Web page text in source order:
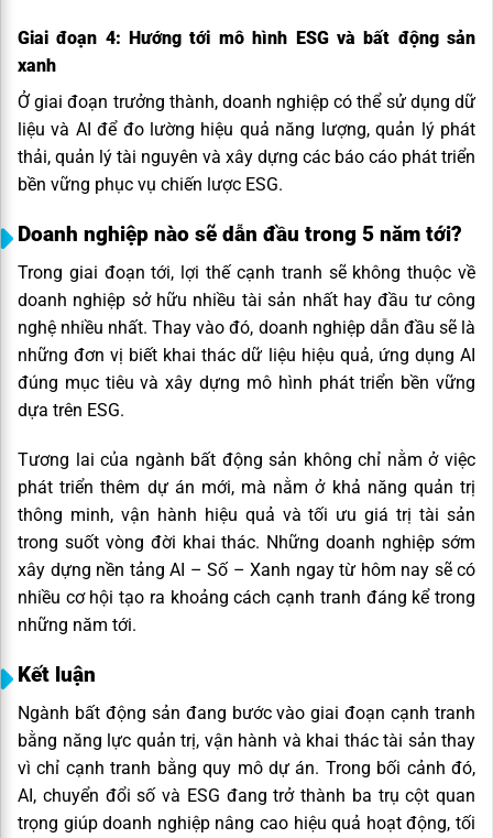
Giai đoạn 4: Hướng tới mô hình ESG và bất động sản
xanh
Ở giai đoạn trưởng thành, doanh nghiệp có thể sử dụng dữ
liệu và AI để đo lường hiệu quả năng lượng, quản lý phát
thải, quản lý tài nguyên và xây dựng các báo cáo phát triển
bền vững phục vụ chiến lược ESG.
Doanh nghiệp nào sẽ dẫn đầu trong 5 năm tới?
Trong giai đoạn tới, lợi thế cạnh tranh sẽ không thuộc về
doanh nghiệp sở hữu nhiều tài sản nhất hay đầu tư công
nghệ nhiều nhất. Thay vào đó, doanh nghiệp dẫn đầu sẽ là
những đơn vị biết khai thác dữ liệu hiệu quả, ứng dụng AI
đúng mục tiêu và xây dựng mô hình phát triển bền vững
dựa trên ESG.
Tương lai của ngành bất động sản không chỉ nằm ở việc
phát triển thêm dự án mới, mà nằm ở khả năng quản trị
thông minh, vận hành hiệu quả và tối ưu giá trị tài sản
trong suốt vòng đời khai thác. Những doanh nghiệp sớm
xây dựng nền tảng AI – Số – Xanh ngay từ hôm nay sẽ có
nhiều cơ hội tạo ra khoảng cách cạnh tranh đáng kể trong
những năm tới.
Kết luận
Ngành bất động sản đang bước vào giai đoạn cạnh tranh
bằng năng lực quản trị, vận hành và khai thác tài sản thay
vì chỉ cạnh tranh bằng quy mô dự án. Trong bối cảnh đó,
AI, chuyển đổi số và ESG đang trở thành ba trụ cột quan
trọng giúp doanh nghiệp nâng cao hiệu quả hoạt động, tối